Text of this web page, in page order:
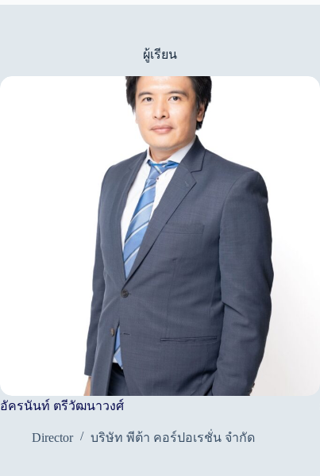
ผู้เรียน
อัครนันท์ ตรีวัฒนาวงศ์
Director บริษัท พีต้า คอร์ปอเรชั่น จำกัด